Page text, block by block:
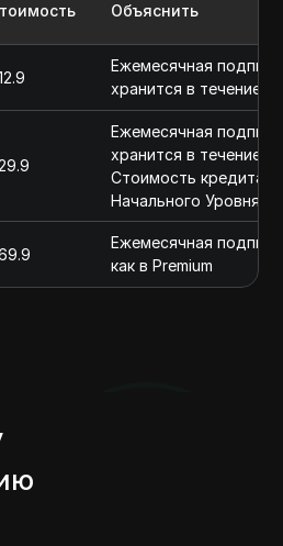
Объяснить
Ежемесячная
хранится в течение
Ежемесячная
хранится в течение
Стоимость кредита
Начального Уровня
Ежемесячная
как в Premium